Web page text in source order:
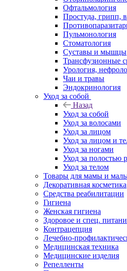
Офтальмология
Простуда, грипп,
Пульмонология
Стоматология
Суставы и мышцы
Трансфузионные
Урология,
Чаи и травы
Эндокринология
Уход за собой
Назад
Уход за собой
Уход за волосами
Уход за лицом
Уход за лицом и
Уход за ногами
Уход за полостью
Уход за телом
Товары для мамы и
Декоративная косметика
Средства реабилитации
Гигиена
Женская гигиена
Здоровое и спец.
Контрацепция
Лечебно-
Медицинская техника
Медицинские изделия
Репелленты